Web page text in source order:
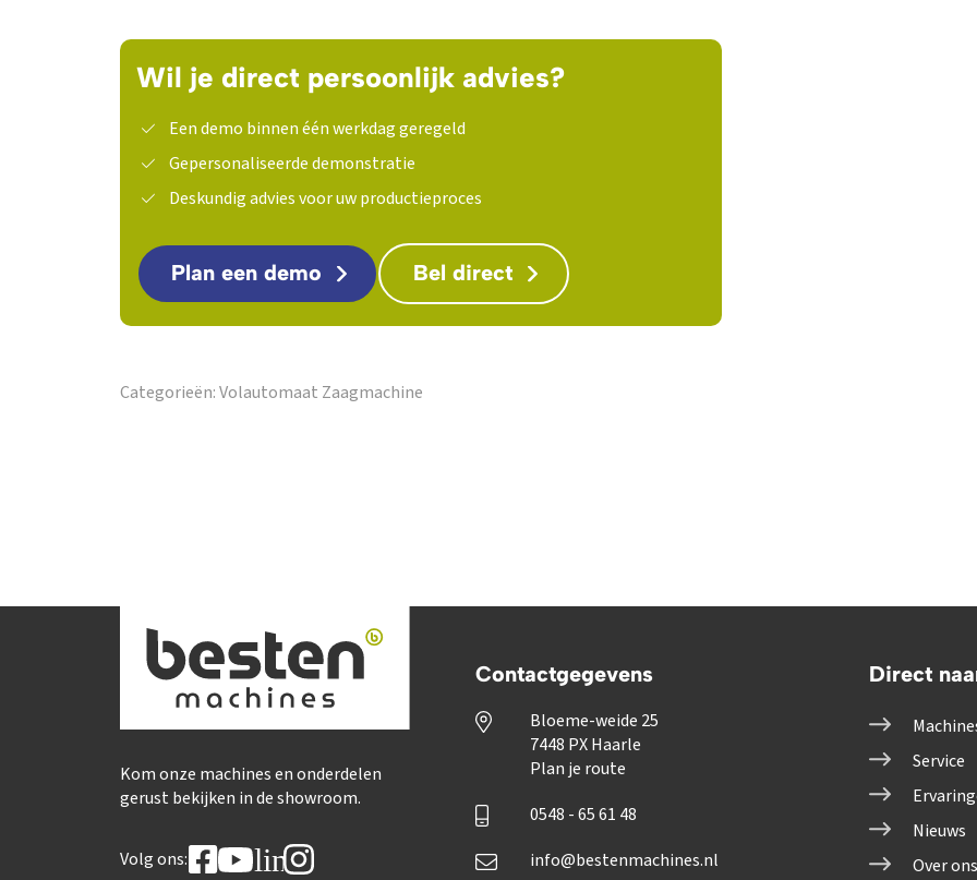
Wil je direct persoonlijk advies?
Een demo binnen één werkdag geregeld
Gepersonaliseerde demonstratie
Deskundig advies voor uw productieproces
Plan een demo Bel direct
Categorieën:Volautomaat Zaagmachine
Kom onze machines en onderdelen
gerust bekijken in de showroom.
Volg ons: linkedin
Contactgegevens
Bloeme-weide 25
7448 PX Haarle
Plan je route
0548 - 65 61 48
info@bestenmachines.nl
Direct
Service
Nieuws
Over